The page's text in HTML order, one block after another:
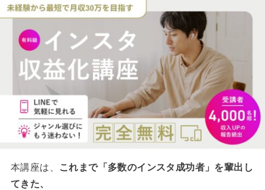
本講座は、
これまで「多数のインスタ成功者」を輩出し
てきた、